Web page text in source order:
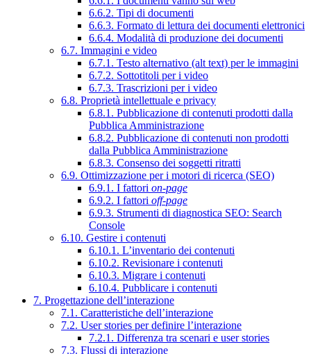
6.6.2. Tipi di documenti
6.6.3. Formato di lettura dei documenti elettronici
6.6.4. Modalità di produzione dei documenti
6.7. Immagini e video
6.7.1. Testo alternativo (alt text) per le immagini
6.7.2. Sottotitoli per i video
6.7.3. Trascrizioni per i video
6.8. Proprietà intellettuale e privacy
6.8.1. Pubblicazione di contenuti prodotti dalla
Pubblica Amministrazione
6.8.2. Pubblicazione di contenuti non prodotti
dalla Pubblica Amministrazione
6.8.3. Consenso dei soggetti ritratti
6.9. Ottimizzazione per i motori di ricerca (SEO)
6.9.1. I fattori on-page
6.9.2. I fattori off-page
6.9.3. Strumenti di diagnostica SEO: Search
Console
6.10. Gestire i contenuti
6.10.1. L’inventario dei contenuti
6.10.2. Revisionare i contenuti
6.10.3. Migrare i contenuti
6.10.4. Pubblicare i contenuti
7. Progettazione dell’interazione
7.1. Caratteristiche dell’interazione
7.2. User stories per definire l’interazione
7.2.1. Differenza tra scenari e user stories
7.3. Flussi di interazione